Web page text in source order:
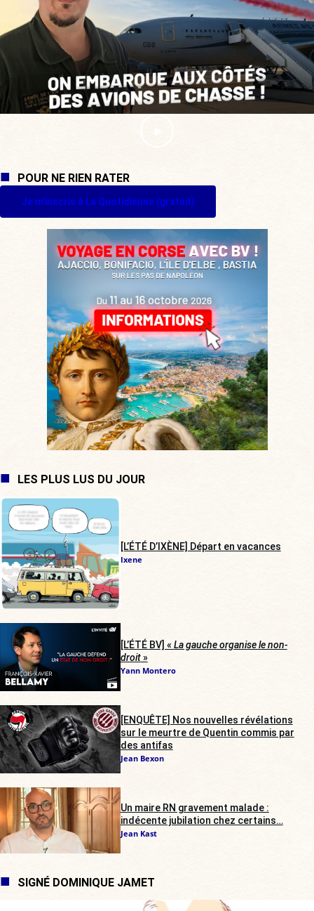
POUR NE RIEN RATER
Je m'inscris à La Quotidienne (gratuit)
LES PLUS LUS DU JOUR
[L’ÉTÉ D’IXÈNE] Départ en vacances
Ixene
[L’ÉTÉ BV] « La gauche organise le non-
droit»
Yann Montero
[ENQUÊTE] Nos nouvelles révélations
sur le meurtre de Quentin commis par
des antifas
Jean Bexon
Un maire RN gravement malade :
indécente jubilation chez certains…
Jean Kast
SIGNÉ DOMINIQUE JAMET